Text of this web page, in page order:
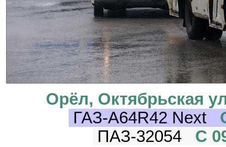
Орёл, Октябрьская
ГАЗ-A64R42 Next
ПАЗ-32054
С